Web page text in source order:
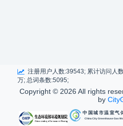
注册用户人数:39543; 累计访问人
万; 总词条数:5095;
Copyright © 2026 All rights
by
中国城市温室气
China City Greenhouse Gas